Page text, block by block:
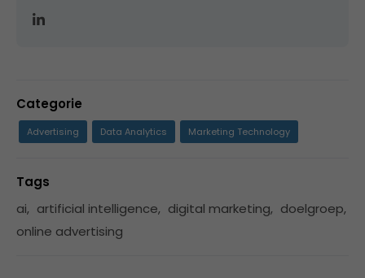
Categorie
Advertising Data Analytics Marketing Technology
Tags
ai, artificial intelligence, digital marketing, doelgroep,
online advertising